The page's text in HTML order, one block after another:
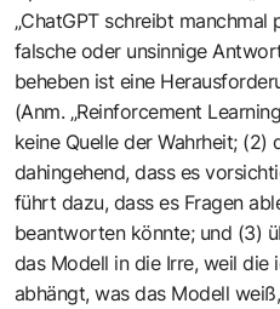
„ChatGPT schreibt manchmal
falsche oder unsinnige
beheben ist eine
(Anm. „Reinforcement
keine Quelle der Wahrheit; (2)
dahingehend, dass es
führt dazu, dass es Fragen
beantworten könnte; und (3)
das Modell in die Irre, weil
abhängt, was das Modell